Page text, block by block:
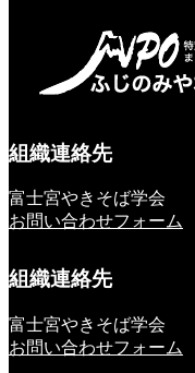
組織連絡先
富士宮やきそば学会
お問い合わせフォーム
組織連絡先
富士宮やきそば学会
お問い合わせフォーム